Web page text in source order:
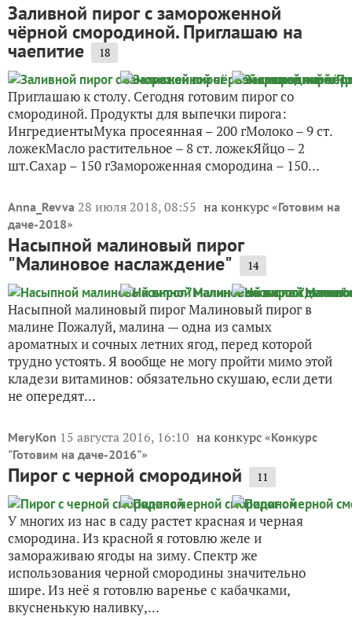
Заливной пирог с замороженной
чёрной смородиной. Приглашаю на
чаепитие 18
Приглашаю к столу. Сегодня готовим пирог со
смородиной. Продукты для выпечки пирога:
ИнгредиентыМука просеянная – 200 гМолоко – 9 ст.
ложекМасло растительное – 8 ст. ложекЯйцо – 2
шт.Сахар – 150 гЗамороженная смородина – 150...
Anna_Revva 28 июля 2018, 08:55 на конкурс «Готовим на
даче-2018»
Насыпной малиновый пирог
"Малиновое наслаждение" 14
Насыпной малиновый пирог Малиновый пирог в
малине Пожалуй, малина — одна из самых
ароматных и сочных летних ягод, перед которой
трудно устоять. Я вообще не могу пройти мимо этой
кладези витаминов: обязательно скушаю, если дети
не опередят...
MeryKon 15 августа 2016, 16:10 на конкурс «Конкурс
"Готовим на даче-2016"»
Пирог с черной смородиной 11
У многих из нас в саду растет красная и черная
смородина. Из красной я готовлю желе и
замораживаю ягоды на зиму. Спектр же
использования черной смородины значительно
шире. Из неё я готовлю варенье с кабачками,
вкусненькую наливку,...